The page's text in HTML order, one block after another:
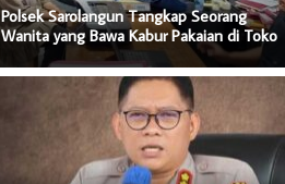
Polsek Sarolangun Tangkap Seorang
Wanita yang Bawa Kabur Pakaian di Toko